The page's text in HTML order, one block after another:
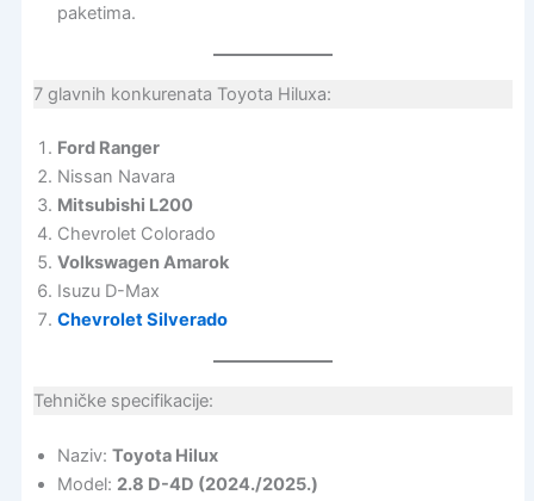
paketima.
7 glavnih konkurenata Toyota Hiluxa:
Ford Ranger
Nissan Navara
Mitsubishi L200
Chevrolet Colorado
Volkswagen Amarok
Isuzu D-Max
Chevrolet Silverado
Tehničke specifikacije:
Naziv: Toyota Hilux
Model: 2.8 D-4D (2024./2025.)